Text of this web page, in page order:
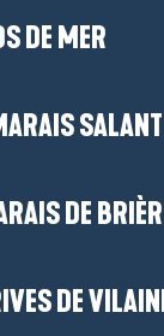
DE MER
DE
DE
pour